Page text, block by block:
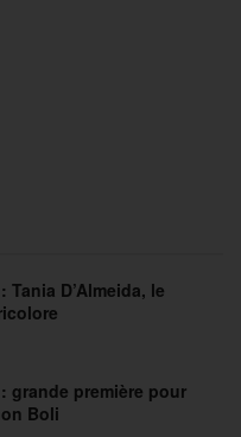
Tania D’Almeida, le
grande première pour
Boli